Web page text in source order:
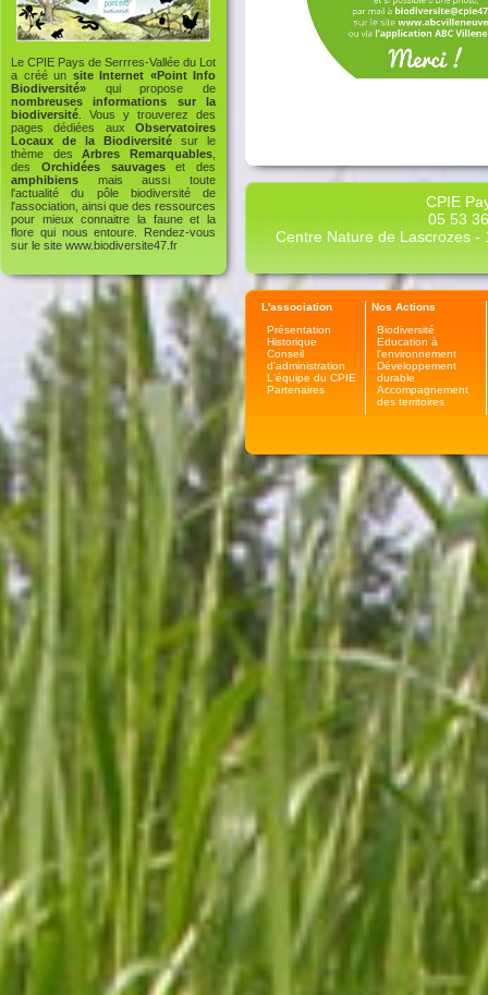
Le CPIE Pays de Serrres-Vallée du Lot
a créé un site Internet «Point Info
Biodiversité» qui propose de
nombreuses informations sur la
biodiversité . Vous y trouverez des
pages dédiées aux Observatoires
Locaux de la Biodiversité sur le
thème desArbres Remarquables
des Orchidées sauvageset des
amphibiens mais aussi toute
l'actualité du pôle biodiversité de
l'association, ainsi que des ressources
pour mieux connaitre la faune et la
flore qui nous entoure. Rendez-vous
sur le site www.biodiversite47.fr
CPIE
05 53
Centre Nature de Lascrozes -
L'association
Présentation
Historique
Conseil
d'administration
L'équipe du CPIE
Partenaires
Nos Actions
Biodiversité
Education à
l'environnement
Développement
durable
Accompagnement
des territoires